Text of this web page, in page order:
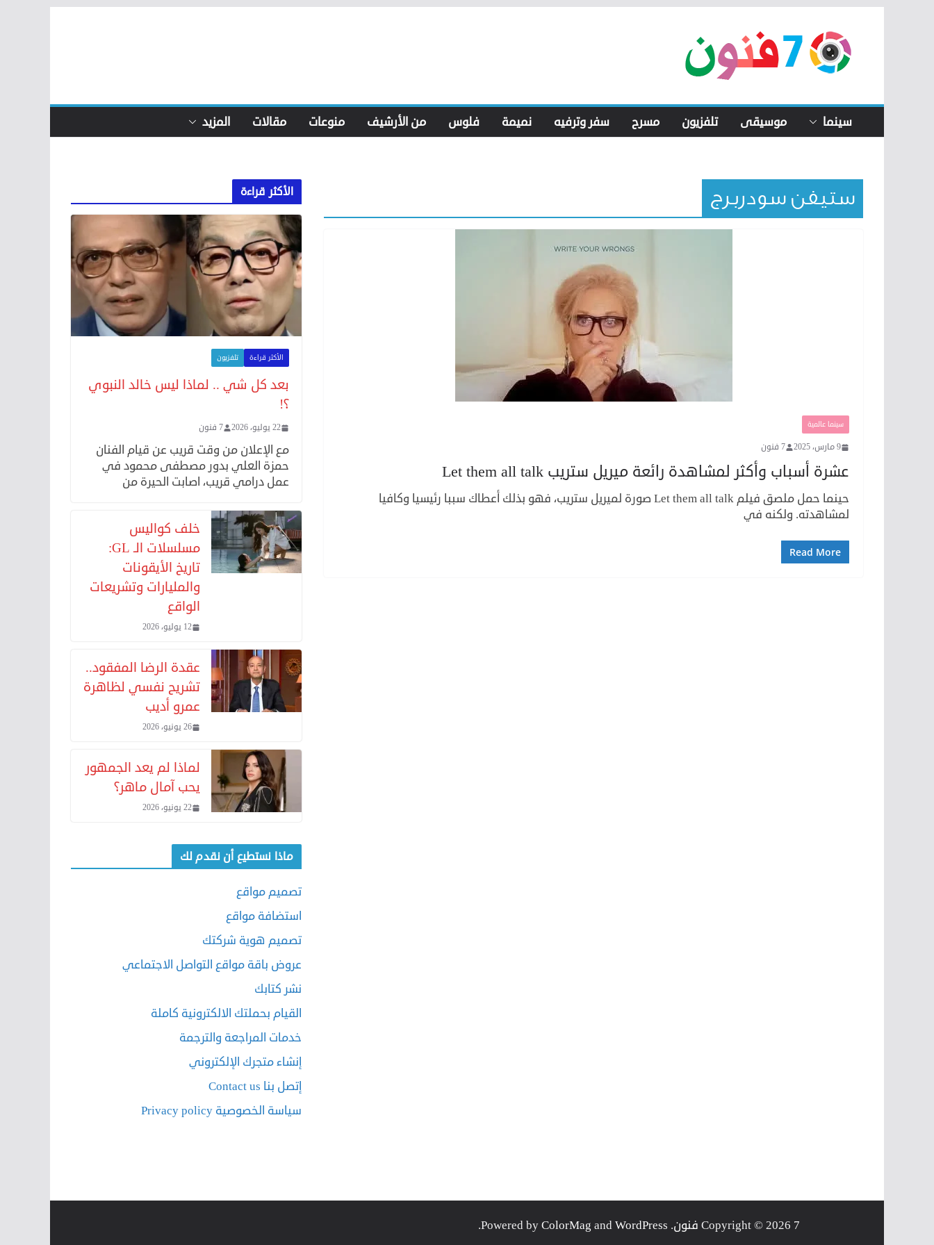
content
سينما موسيقى تلفزيون مسرح سفر وترفيه نميمة فلوس من الأرشيف منوعات مقالات المزيد
ستيفن سودربرج
سينما عالمية
9 مارس، 2025 7 فنون
عشرة أسباب وأكثر لمشاهدة رائعة ميريل ستريب Let them all talk
حينما حمل ملصق فيلم Let them all talk صورة لميريل ستريب، فهو بذلك أعطاك سببا رئيسيا وكافيا
لمشاهدته. ولكنه في
Read More
الأكثر قراءة
الأكثر قراءة تلفزيون
بعد كل شي .. لماذا ليس خالد النبوي
؟!
22 يوليو، 2026 7 فنون
مع الإعلان من وقت قريب عن قيام الفنان
حمزة العلي بدور مصطفى محمود في
عمل درامي قريب، اصابت الحيرة من
خلف كواليس
مسلسلات الـ GL:
تاريخ الأيقونات
والمليارات وتشريعات
الواقع
12 يوليو، 2026
عقدة الرضا المفقود..
تشريح نفسي لظاهرة
عمرو أديب
26 يونيو، 2026
لماذا لم يعد الجمهور
يحب آمال ماهر؟
22 يونيو، 2026
ماذا نستطيع أن نقدم لك
تصميم مواقع
استضافة مواقع
تصميم هوية شركتك
عروض باقة مواقع التواصل الاجتماعي
نشر كتابك
القيام بحملتك الالكترونية كاملة
خدمات المراجعة والترجمة
إنشاء متجرك الإلكتروني
إتصل بنا Contact us
سياسة الخصوصية Privacy policy
Copyright © 2026 7 فنون . Powered by
ColorMag andWordPress
.